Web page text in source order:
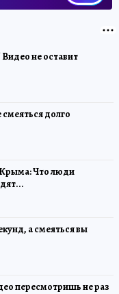
не оставит
долго
Что люди
а смеяться вы
пересмотришь не раз